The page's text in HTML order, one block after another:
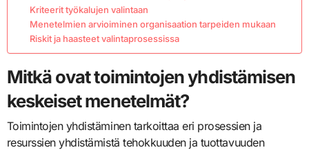
Kriteerit työkalujen valintaan
Menetelmien arvioiminen organisaation tarpeiden mukaan
Riskit ja haasteet valintaprosessissa
Mitkä ovat toimintojen yhdistämisen
keskeiset menetelmät?
Toimintojen yhdistäminen tarkoittaa eri prosessien ja
resurssien yhdistämistä tehokkuuden ja tuottavuuden